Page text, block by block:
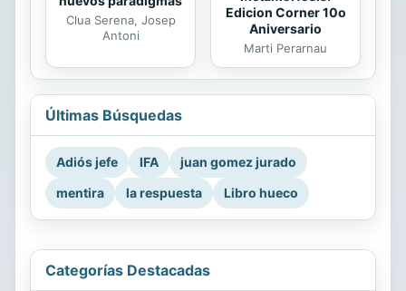
Clua Serena, Josep
Antoni
Edicion Corner 10o
Aniversario
Marti Perarnau
Últimas Búsquedas
Adiós jefe IFA
juan gomez jurado
mentira
la respuesta Libro hueco
Categorías Destacadas